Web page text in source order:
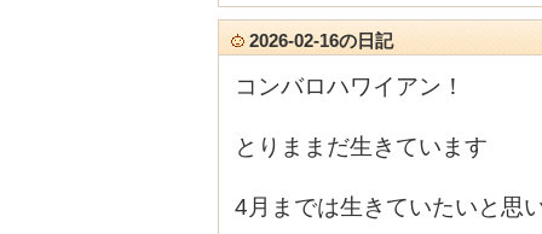
2026-02-16の日記
コンバロハワイアン！
とりままだ生きています
4月までは生きていたいと思